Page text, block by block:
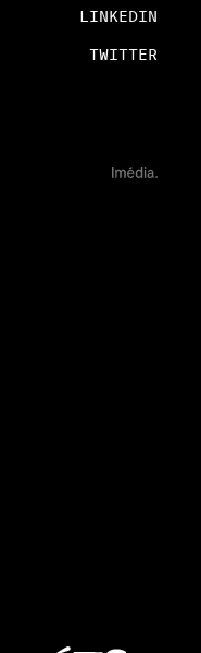
LINKEDIN
TWITTER